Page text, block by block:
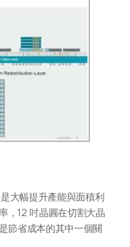
大幅提升產能與面積利
，12 吋晶圓在切割大晶
節省成本的其中一個關